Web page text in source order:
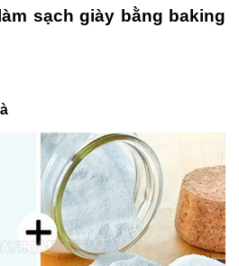
sạch giày bằng baking